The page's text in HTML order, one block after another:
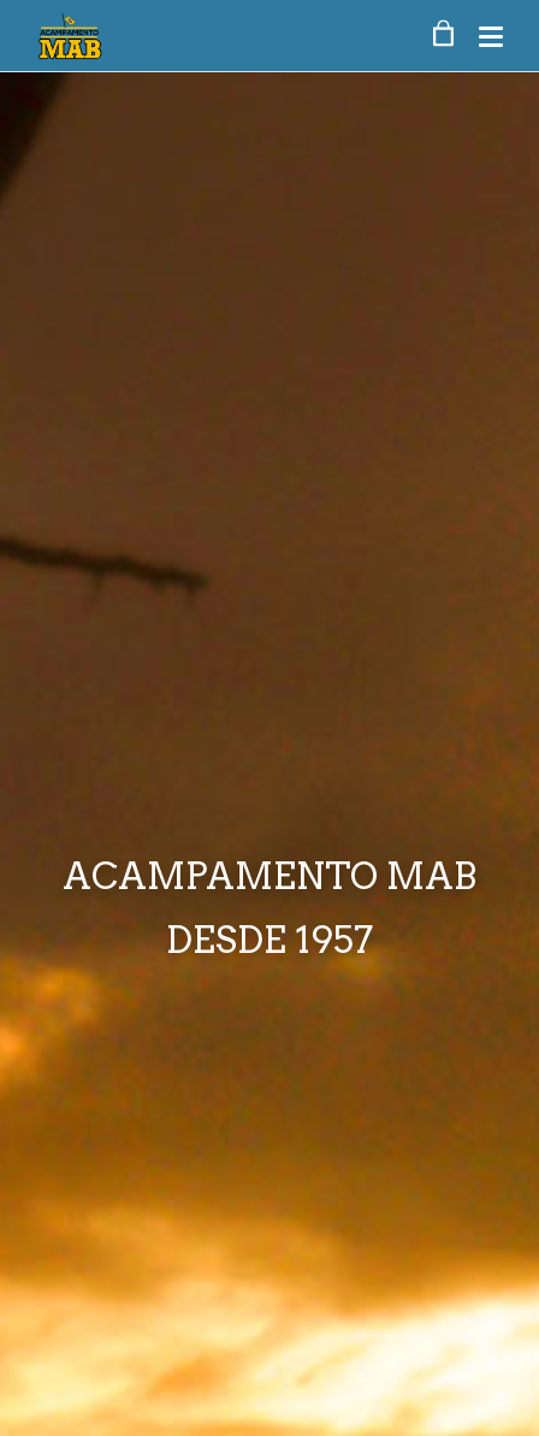
ACAMPAMENTO MAB
DESDE 1957